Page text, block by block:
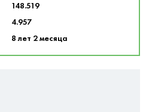
148.519
4.957
8 лет 2 месяца